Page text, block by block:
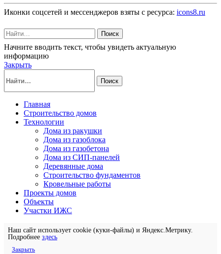
Иконки соцсетей и мессенджеров взяты с ресурса: icons8.ru
Поиск
Начните вводить текст, чтобы увидеть актуальную
информацию
Закрыть
Поиск
Главная
Строительство домов
Технологии
Дома из ракушки
Дома из газоблока
Дома из газобетона
Дома из СИП-панелей
Деревянные дома
Строительство фундаментов
Кровельные работы
Проекты домов
Объекты
Участки ИЖС
Наш сайт использует cookie (куки-файлы) и Яндекс.Метрику.
Подробнее здесь
Закрыть